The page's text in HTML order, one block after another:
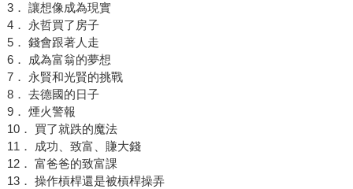
3． 讓想像成為現實
4． 永哲買了房子
5． 錢會跟著人走
6． 成為富翁的夢想
7． 永賢和光賢的挑戰
8． 去德國的日子
9． 煙火警報
10． 買了就跌的魔法
11． 成功、致富、賺大錢
12． 富爸爸的致富課
13． 操作槓桿還是被槓桿操弄